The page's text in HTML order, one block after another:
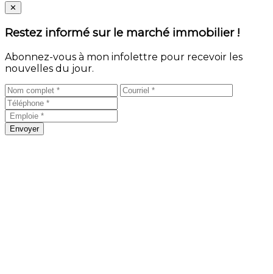
Close
✕
Restez informé sur le marché immobilier !
Abonnez-vous à mon infolettre pour recevoir les
nouvelles du jour.
Envoyer